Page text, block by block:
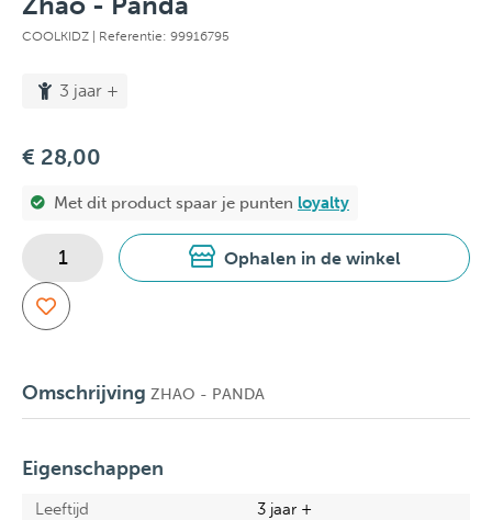
COOLKIDZ | Referentie: 99916795
3 jaar +
€ 28,00
Met dit product spaar je punten loyalty
Ophalen in de winkel
Omschrijving ZHAO - PANDA
Eigenschappen
Leeftijd 3 jaar +